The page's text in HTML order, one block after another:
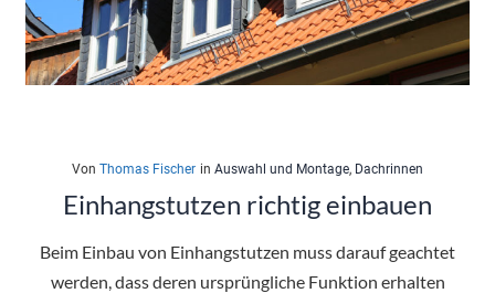
Von Thomas Fischer in Auswahl und Montage, Dachrinnen
Einhangstutzen richtig einbauen
Beim Einbau von Einhangstutzen muss darauf geachtet
werden, dass deren ursprüngliche Funktion erhalten